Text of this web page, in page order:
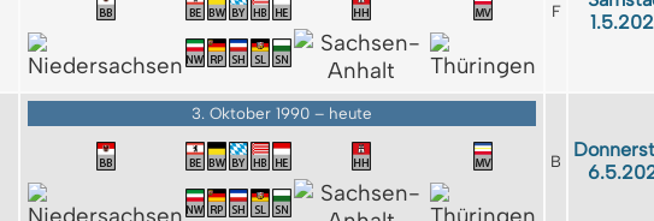
F
3. Oktober 1990 – heute
B